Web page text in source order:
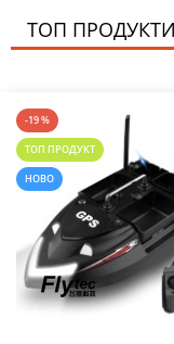
ТОП ПРОДУКТИ
-19 %
ТОП ПРОДУКТ
НОВО